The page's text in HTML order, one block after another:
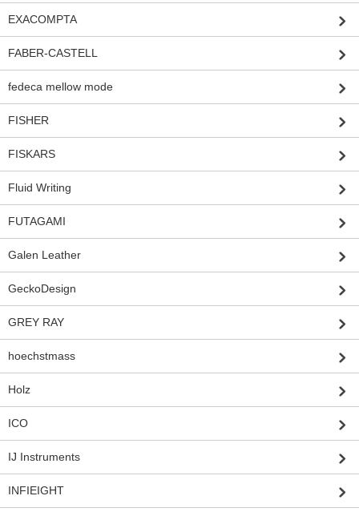
EXACOMPTA
FABER-CASTELL
fedeca mellow mode
FISHER
FISKARS
Fluid Writing
FUTAGAMI
Galen Leather
GeckoDesign
GREY RAY
hoechstmass
Holz
ICO
IJ Instruments
INFIEIGHT